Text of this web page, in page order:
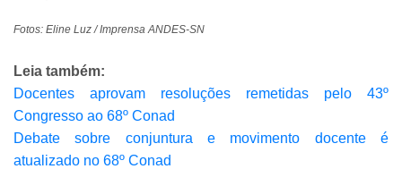
Fotos: Eline Luz / Imprensa ANDES-SN
Leia também:
Docentes aprovam resoluções remetidas pelo 43º
Congresso ao 68º Conad
Debate sobre conjuntura e movimento docente é
atualizado no 68º Conad